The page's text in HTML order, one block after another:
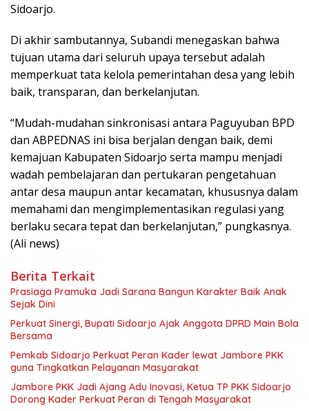
Sidoarjo.
Di akhir sambutannya, Subandi menegaskan bahwa
tujuan utama dari seluruh upaya tersebut adalah
memperkuat tata kelola pemerintahan desa yang lebih
baik, transparan, dan berkelanjutan.
“Mudah-mudahan sinkronisasi antara Paguyuban BPD
dan ABPEDNAS ini bisa berjalan dengan baik, demi
kemajuan Kabupaten Sidoarjo serta mampu menjadi
wadah pembelajaran dan pertukaran pengetahuan
antar desa maupun antar kecamatan, khususnya dalam
memahami dan mengimplementasikan regulasi yang
berlaku secara tepat dan berkelanjutan,” pungkasnya.
(Ali news)
Berita Terkait
Prasiaga Pramuka Jadi Sarana Bangun Karakter Baik Anak
Sejak Dini
Perkuat Sinergi, Bupati Sidoarjo Ajak Anggota DPRD Main Bola
Bersama
Pemkab Sidoarjo Perkuat Peran Kader lewat Jambore PKK
guna Tingkatkan Pelayanan Masyarakat
Jambore PKK Jadi Ajang Adu Inovasi, Ketua TP PKK Sidoarjo
Dorong Kader Perkuat Peran di Tengah Masyarakat